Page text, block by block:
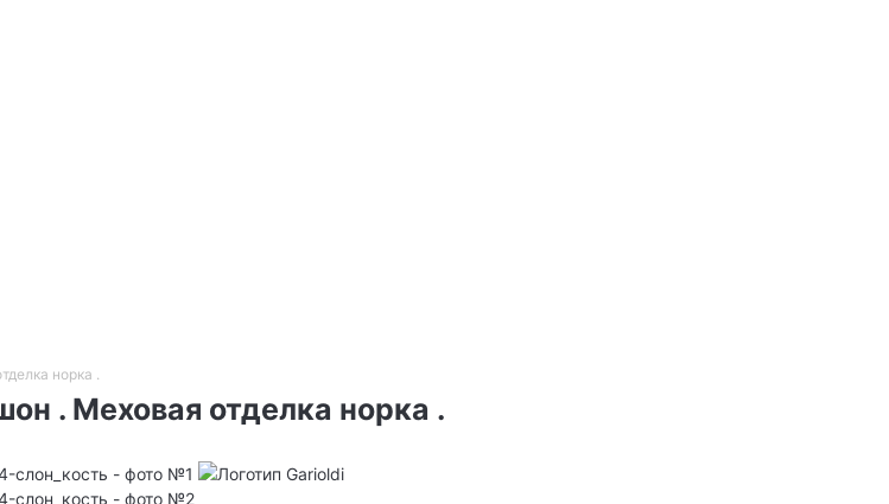
норка .
. Меховая отделка норка .